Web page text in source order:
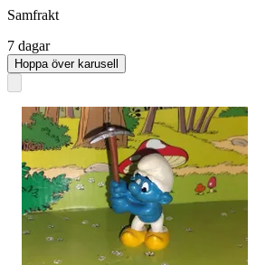
Samfrakt
7 dagar
Hoppa över karusell